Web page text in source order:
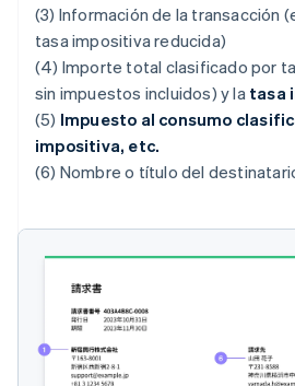
(3) Información de la transacción
tasa impositiva reducida)
(4) Importe total clasificado por
sin impuestos incluidos) y la tasa
(5) Impuesto al consumo
impositiva, etc.
(6) Nombre o título del